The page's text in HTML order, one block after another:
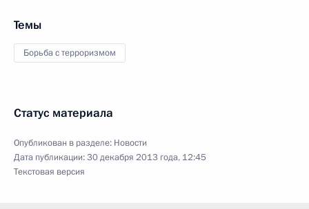
Темы
Борьба с терроризмом
Статус материала
Опубликован в разделе: Новости
Дата публикации:30 декабря 2013 года, 12:45
Текстовая версия